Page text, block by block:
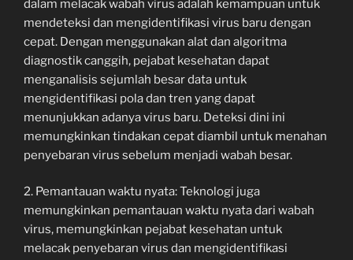
dalam melacak wabah virus adalah kemampuan untuk
mendeteksi dan mengidentifikasi virus baru dengan
cepat. Dengan menggunakan alat dan algoritma
diagnostik canggih, pejabat kesehatan dapat
menganalisis sejumlah besar data untuk
mengidentifikasi pola dan tren yang dapat
menunjukkan adanya virus baru. Deteksi dini ini
memungkinkan tindakan cepat diambil untuk menahan
penyebaran virus sebelum menjadi wabah besar.
2. Pemantauan waktu nyata: Teknologi juga
memungkinkan pemantauan waktu nyata dari wabah
virus, memungkinkan pejabat kesehatan untuk
melacak penyebaran virus dan mengidentifikasi